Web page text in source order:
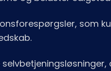
som